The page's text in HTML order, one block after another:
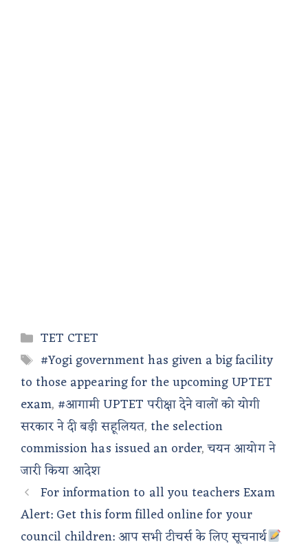
Categories
TET CTET
Tags
#Yogi government has given a big facility
to those appearing for the upcoming UPTET
exam, #आगामी UPTET परीक्षा देने वालों को योगी
सरकार ने दी बड़ी सहूलियत,the selection
commission has issued an order,चयन आयोग ने
जारी किया आदेश
For information to all you teachers Exam
Alert: Get this form filled online for your
council children: आप सभी टीचर्स के लिए सूचनार्थ